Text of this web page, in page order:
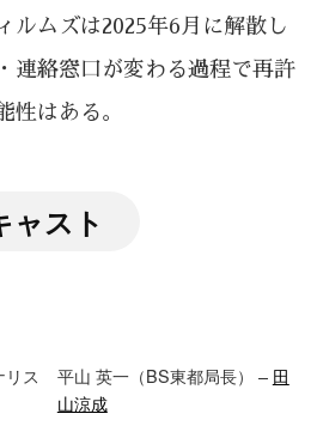
ルムズは2025年6月に解散し
連絡窓口が変わる過程で再許
性はある。
スト
ス
平山 英一（BS東都局長） – 田
山涼成